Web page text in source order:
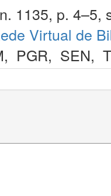
1135, p. 4–5,
Virtual de
, PGR, SEN,